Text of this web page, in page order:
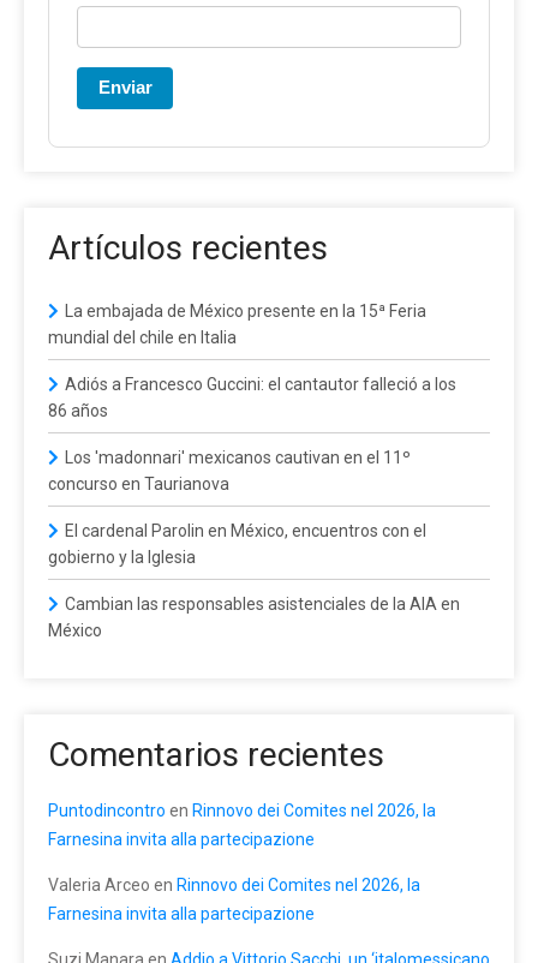
Enviar
Artículos recientes
La embajada de México presente en la 15ª Feria
mundial del chile en Italia
Adiós a Francesco Guccini: el cantautor falleció a los
86 años
Los 'madonnari' mexicanos cautivan en el 11º
concurso en Taurianova
El cardenal Parolin en México, encuentros con el
gobierno y la Iglesia
Cambian las responsables asistenciales de la AIA en
México
Comentarios recientes
Puntodincontro en Rinnovo dei Comites nel 2026, la
Farnesina invita alla partecipazione
Valeria Arceo en Rinnovo dei Comites nel 2026, la
Farnesina invita alla partecipazione
Suzi Manara en Addio a Vittorio Sacchi, un ‘italomessicano